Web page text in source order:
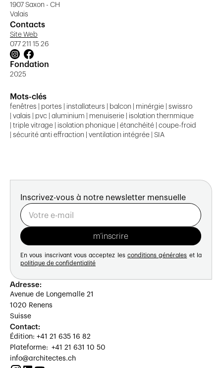
1907 Saxon - CH
Valais
Contacts
Site Web
077 211 15 26
Fondation
2025
Mots-clés
fenêtres | portes | installateurs | balcon | minérgie | swissro
| valais | pvc | aluminium | menuiserie | isolation thernmique
| triple vitrage | isolation phonique | étanchéité | coupe-froid
| sécurité anti effraction | ventilation intégrée | SIA
Inscrivez-vous à notre newsletter mensuelle
En vous inscrivant vous acceptez les conditions générales et la
politique de confidentialité
Adresse:
Avenue de Longemalle 21
1020 Renens
Suisse
Contact:
Édition: +41 21 635 16 82
Plateforme: +41 21 631 10 50
info@architectes.ch